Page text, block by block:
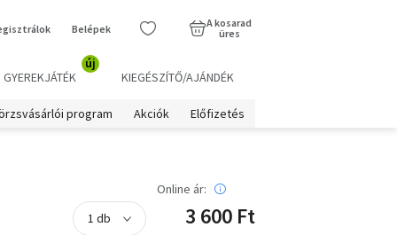
Belépek
A kosarad
üres
GYEREKJÁTÉK
új
KIEGÉSZÍTŐ/AJÁNDÉK
program Akciók Előfizetés
Online ár:
3 600 Ft